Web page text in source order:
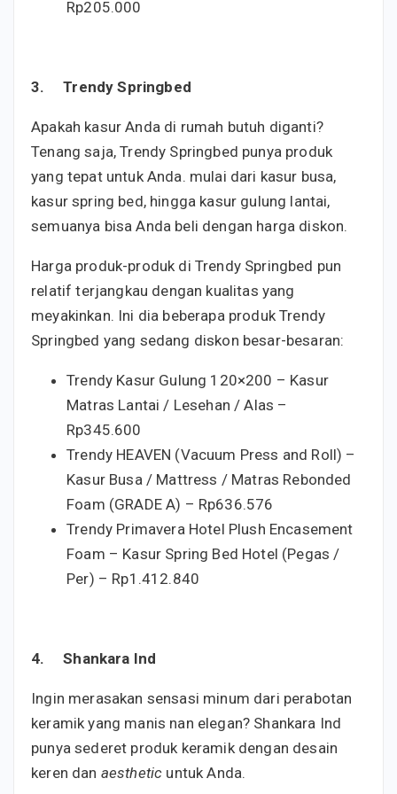
Rp205.000
3. Trendy Springbed
Apakah kasur Anda di rumah butuh diganti?
Tenang saja, Trendy Springbed punya produk
yang tepat untuk Anda. mulai dari kasur busa,
kasur spring bed, hingga kasur gulung lantai,
semuanya bisa Anda beli dengan harga diskon.
Harga produk-produk di Trendy Springbed pun
relatif terjangkau dengan kualitas yang
meyakinkan. Ini dia beberapa produk Trendy
Springbed yang sedang diskon besar-besaran:
Trendy Kasur Gulung 120×200 – Kasur
Matras Lantai / Lesehan / Alas –
Rp345.600
Trendy HEAVEN (Vacuum Press and Roll) –
Kasur Busa / Mattress / Matras Rebonded
Foam (GRADE A) – Rp636.576
Trendy Primavera Hotel Plush Encasement
Foam – Kasur Spring Bed Hotel (Pegas /
Per) – Rp1.412.840
4. Shankara Ind
Ingin merasakan sensasi minum dari perabotan
keramik yang manis nan elegan? Shankara Ind
punya sederet produk keramik dengan desain
keren dan aesthetic untuk Anda.